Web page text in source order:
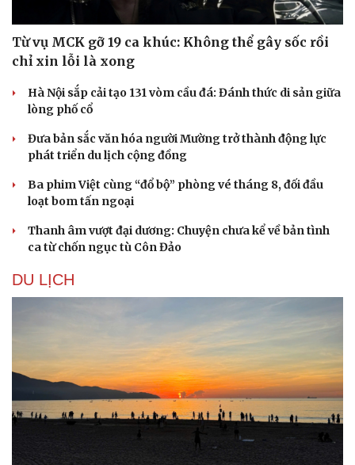
Sân khấu - Điện ảnh
Văn học
Âm nhạc
Di sản
Nghệ sĩ
Thời trang
Sao Việt
Từ vụ MCK gỡ 19 ca khúc: Không thể gây sốc rồi
chỉ xin lỗi là xong
Hà Nội sắp cải tạo 131 vòm cầu đá: Đánh thức di sản giữa
lòng phố cổ
Đưa bản sắc văn hóa người Mường trở thành động lực
phát triển du lịch cộng đồng
Ba phim Việt cùng “đổ bộ” phòng vé tháng 8, đối đầu
loạt bom tấn ngoại
Thanh âm vượt đại dương: Chuyện chưa kể về bản tình
ca từ chốn ngục tù Côn Đảo
DU LỊCH